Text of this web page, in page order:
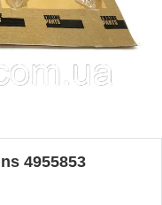
4955853